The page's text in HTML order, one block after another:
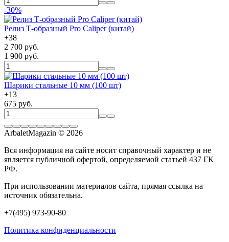
-30%
Релиз Т-образный Pro Caliper (китай)
+38
2 700 руб.
1 900 руб.
Шарики стальные 10 мм (100 шт)
+13
675 руб.
ArbaletMagazin © 2026
Вся информация на сайте носит справочный характер и не
является публичной офертой, определяемой статьей 437 ГК
РФ.
При использовании материалов сайта, прямая ссылка на
источник обязательна.
+7(495) 973-90-80
Политика конфиденциальности